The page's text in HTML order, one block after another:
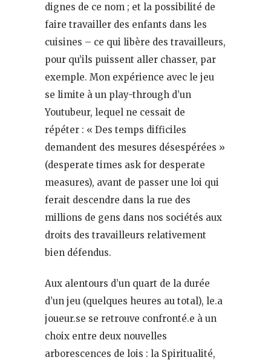
dignes de ce nom ; et la possibilité de
faire travailler des enfants dans les
cuisines – ce qui libère des travailleurs,
pour qu’ils puissent aller chasser, par
exemple. Mon expérience avec le jeu
se limite à un play-through d’un
Youtubeur, lequel ne cessait de
répéter : « Des temps difficiles
demandent des mesures désespérées »
(desperate times ask for desperate
measures), avant de passer une loi qui
ferait descendre dans la rue des
millions de gens dans nos sociétés aux
droits des travailleurs relativement
bien défendus.
Aux alentours d’un quart de la durée
d’un jeu (quelques heures au total), le.a
joueur.se se retrouve confronté.e à un
choix entre deux nouvelles
arborescences de lois : la Spiritualité,